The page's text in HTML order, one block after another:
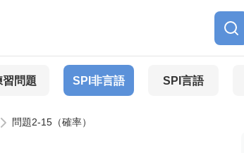
習問題 SPI非言語 SPI言語
問題2-15（確率）